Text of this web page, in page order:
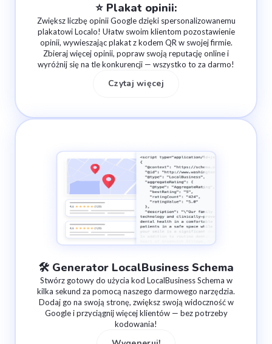
⭐️ Plakat opinii:
Zwiększ liczbę opinii Google dzięki spersonalizowanemu
plakatowi Localo! Ułatw swoim klientom pozostawienie
opinii, wywieszając plakat z kodem QR w swojej firmie.
Zbieraj więcej opinii, popraw swoją reputację online i
wyróżnij się na tle konkurencji — wszystko to za darmo!
Czytaj więcej
🛠 Generator LocalBusiness Schema
Stwórz gotowy do użycia kod LocalBusiness Schema w
kilka sekund za pomocą naszego darmowego narzędzia.
Dodaj go na swoją stronę, zwiększ swoją widoczność w
Google i przyciągnij więcej klientów — bez potrzeby
kodowania!